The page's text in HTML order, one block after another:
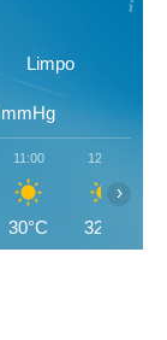
Limpo
mmHg
11:00
30°C
12:00
32°C
›